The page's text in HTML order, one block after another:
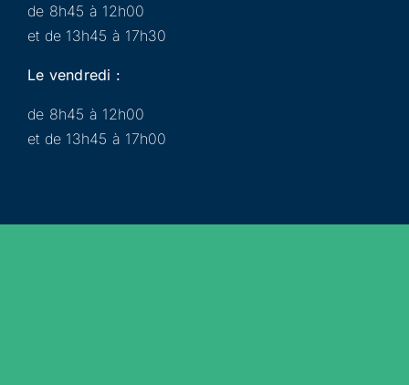
de 8h45 à 12h00
et de 13h45 à 17h30
Le vendredi :
de 8h45 à 12h00
et de 13h45 à 17h00